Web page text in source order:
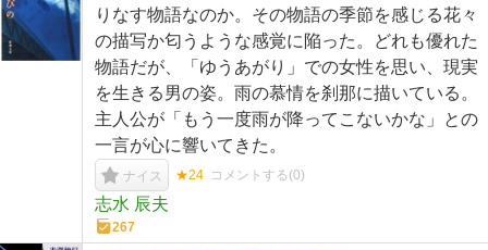
りなす物語なのか。その物語の季節を感じる花々
の描写か匂うような感覚に陥った。どれも優れた
物語だが、「ゆうあがり」での女性を思い、現実
を生きる男の姿。雨の慕情を刹那に描いている。
主人公が「もう一度雨が降ってこないかな」との
一言が心に響いてきた。
ナイス ★24 コメントする(0)
志水 辰夫
267